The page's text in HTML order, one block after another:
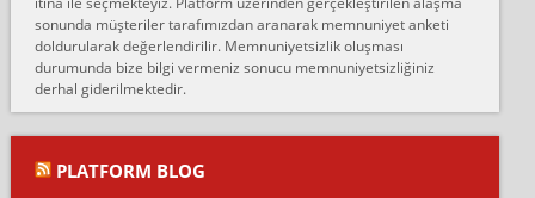
fiyatın mazoto gele...
Fatih kokmese:
Diyarbakır dan eşyamı getirtmek için anlaştım sözleşme yaptım.
Son anda fiyat artırdılar.. mecburiyetten tasittim.. bu kişiler ağrılı
Ali:
sonunda müşteriler tarafımızdan aranarak memnuniyet anketi
doldurularak değerlendirilir. Memnuniyetsizlik oluşması
durumunda bize bilgi vermeniz sonucu memnuniyetsizliğiniz
derhal giderilmektedir.
PLATFORM BLOG